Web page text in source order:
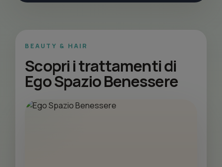
BEAUTY & HAIR
Scopri i trattamenti di
Ego Spazio Benessere